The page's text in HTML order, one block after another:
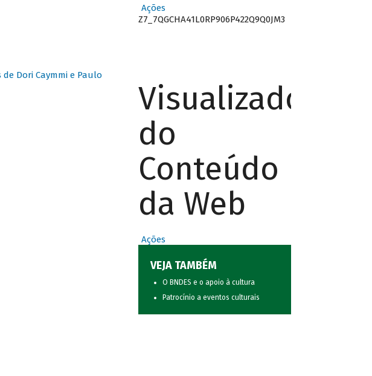
Dori Caymmi e Paulo
Ações
Z7_7QGCHA41L0RP906P422Q9Q0JM3
Visualizador
do
Conteúdo
da Web
Ações
VEJA TAMBÉM
O BNDES e o apoio à cultura
Patrocínio a eventos culturais